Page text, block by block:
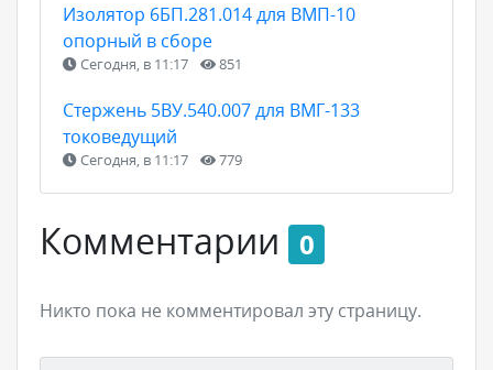
Изолятор 6БП.281.014 для ВМП-10
опорный в сборе
Сегодня, в 11:17 851
Стержень 5ВУ.540.007 для ВМГ-133
токоведущий
Сегодня, в 11:17 779
Комментарии 0
Никто пока не комментировал эту страницу.